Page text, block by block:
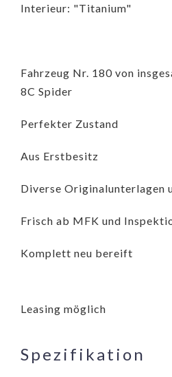
Interieur: "Titanium"
Fahrzeug Nr. 180 von
8C Spider
Perfekter Zustand
Aus Erstbesitz
Diverse Originalunterlagen
Frisch ab MFK und
Komplett neu bereift
Leasing möglich
Spezifikation